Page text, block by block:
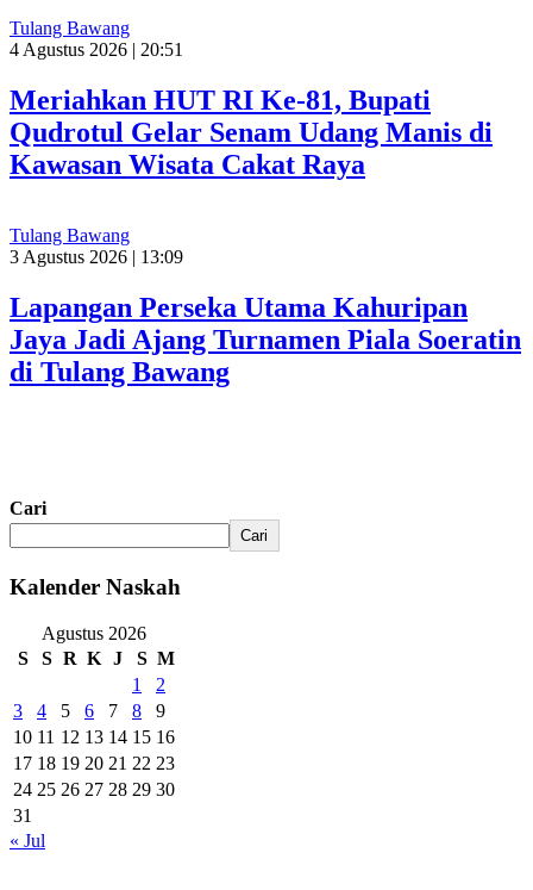
Tulang Bawang
4 Agustus 2026 | 20:51
Meriahkan HUT RI Ke-81, Bupati
Qudrotul Gelar Senam Udang Manis di
Kawasan Wisata Cakat Raya
Tulang Bawang
3 Agustus 2026 | 13:09
Lapangan Perseka Utama Kahuripan
Jaya Jadi Ajang Turnamen Piala Soeratin
di Tulang Bawang
Cari
Cari
Kalender Naskah
Agustus 2026
S
S R K J S M
1
2
3
4 5 6 7 8
9
10 11 12 13 14 15 16
17 18 19 20 21 22 23
24 25 26 27 28 29 30
31
« Jul